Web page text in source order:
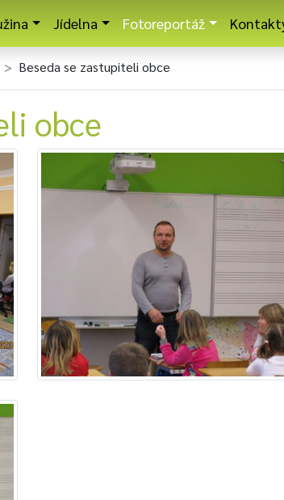
Jídelna Fotoreportáž
Beseda se zastupiteli obce
obce